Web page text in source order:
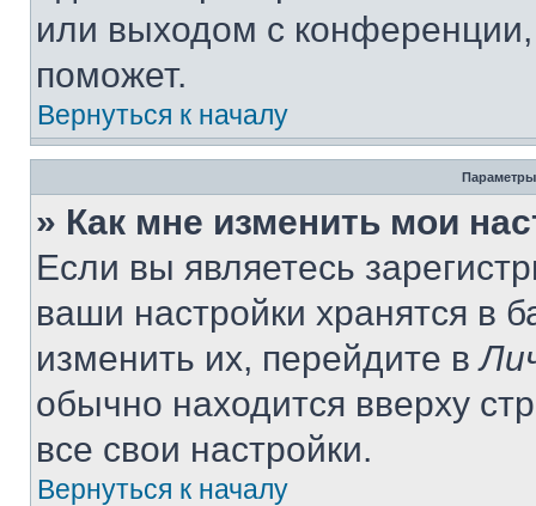
или выходом с
поможет.
Вернуться к началу
Параметры
» Как мне изменить мои
Если вы являетесь
ваши настройки хранятся в
изменить их, перейдите в
обычно находится вверху
все свои настройки.
Вернуться к началу